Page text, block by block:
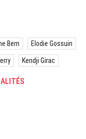
Bern Elodie Gossuin
Kendji Girac